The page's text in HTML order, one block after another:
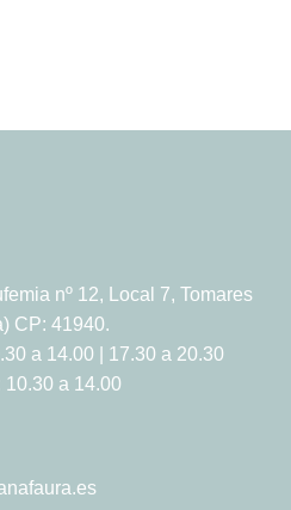
nº 12, Local 7, Tomares
CP: 41940.
a 14.00 | 17.30 a 20.30
10.30 a 14.00